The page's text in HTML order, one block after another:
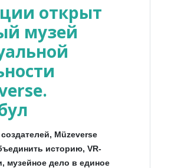
открыт
музей
Müzeverse
историю, VR-
музейное дело в единое